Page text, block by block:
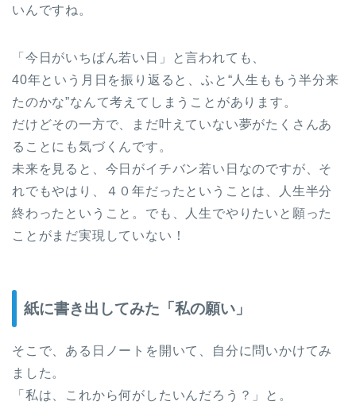
いんですね。
「今日がいちばん若い日」と言われても、
40年という月日を振り返ると、ふと“人生ももう半分来
たのかな”なんて考えてしまうことがあります。
だけどその一方で、まだ叶えていない夢がたくさんあ
ることにも気づくんです。
未来を見ると、今日がイチバン若い日なのですが、そ
れでもやはり、４０年だったということは、人生半分
終わったということ。でも、人生でやりたいと願った
ことがまだ実現していない！
紙に書き出してみた「私の願い」
そこで、ある日ノートを開いて、自分に問いかけてみ
ました。
「私は、これから何がしたいんだろう？」と。